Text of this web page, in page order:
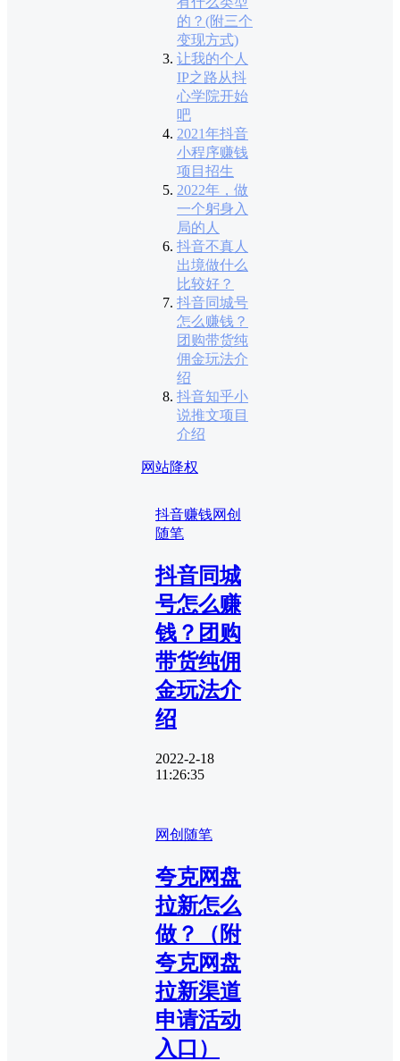
的？(附三个
变现方式)
让我的个人
IP之路从抖
心学院开始
吧
2021年抖音
小程序赚钱
项目招生
2022年，做
一个躬身入
局的人
抖音不真人
出境做什么
比较好？
抖音同城号
怎么赚钱？
团购带货纯
佣金玩法介
绍
抖音知乎小
说推文项目
介绍
网站降权
抖音赚钱网创
随笔
抖音同城
号怎么赚
钱？团购
带货纯佣
金玩法介
绍
2022-2-18
11:26:35
网创随笔
夸克网盘
拉新怎么
做？（附
夸克网盘
拉新渠道
申请活动
入口）